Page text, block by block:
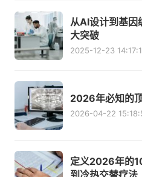
从AI设计到基
大突破
2025-12-23
2026年必知的
2026-04-22
定义2026年的
到冷热交替疗法